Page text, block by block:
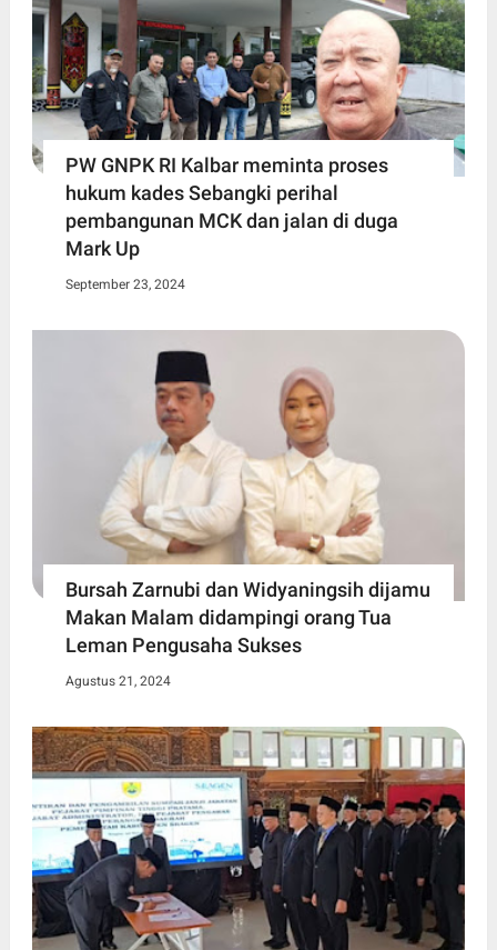
PW GNPK RI Kalbar meminta proses
hukum kades Sebangki perihal
pembangunan MCK dan jalan di duga
Mark Up
September 23, 2024
Bursah Zarnubi dan Widyaningsih dijamu
Makan Malam didampingi orang Tua
Leman Pengusaha Sukses
Agustus 21, 2024